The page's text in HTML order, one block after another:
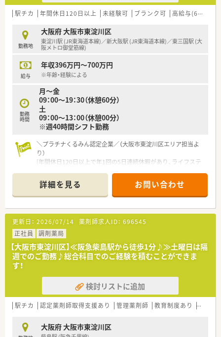
【勤務実態について】
暇が付与されます。
■月間の勤務時間は出勤日数×8時間で計算され、法定労働時間
よりも短く設定されています。
徹底管理されています。
■2ヶ月に1度、新大阪本社で疾患別の勉強会を任意参加で開催
■福利厚生サービス「リロクラブ」に加入しており、様々な施設
やサービスを優待価格で利用できます。
■社員買い物割引制度があり、日用品や医薬品をお得に購入でき
る点も魅力です。
駅チカ 年間休日120日以上 未経験可 ブランク可 高給与(600万円以上)
勤務地
大阪府 大阪市東淀川区
東淀川駅 (JR東海道本線)／新大阪駅 (JR東海道本線)／東三国駅 (大
阪メトロ御堂筋線)
給与
年収396万円～700万円
※年齢・経験による
勤務
時間
月～金
09：00～19：30（休憩60分）
土
09：00～13：00（休憩00分）
※週40時間シフト勤務
＼プラチナくるみん認定企業／（大阪市東淀川区エリア担当よ
り）
[年間休日120日以上で年1回の5日連続休暇があり、ライフステ
見学もお気軽にご相談ください。]
＊------------------------------------------＊
【店舗情報と応需状況について】
■東淀川駅から徒歩5分の住宅街に位置しており、精神科や内科
など幅広い科目を1日40枚から50枚程度応需しています。
■施設在宅を2件担当しており、往診同行も行っているため、外
来だけでなく地域に密着した在宅医療も経験できる環境です。
■待合室にはカメラが設置され、調剤室には分包機や監査システ
ムが完備されており、安全に業務を進められる体制です。
■正社員としての募集であり、年収はご経験やスキルに応じて
420万円から550万円の範囲で柔軟に決定される予定です。
■年間休日は120日以上確保されており、日祝休みのシフト制に
加えて年末年始や夏季休暇などもしっかりと取得できます。
担となるため、遠方からの転居を伴う方にもおすすめの求人で
す。
詳細を見る お問い合わせ
更新日： 2026/07/14 薬剤師求人ID： 696545
正社員
調剤薬局
【大阪市東淀川区】≪阪急柴島駅から徒歩1分♪≫土曜日は隔
週でのご勤務♪総合科目でのご経験を積むことができま
す！
検討リストに追加
駅チカ 認定薬剤師取得支援あり 管理薬剤師 教育制度あり 大手チ
大阪府 大阪市東淀川区